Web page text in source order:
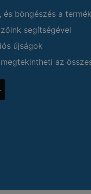
böngészés a
segítségével
újságok
az